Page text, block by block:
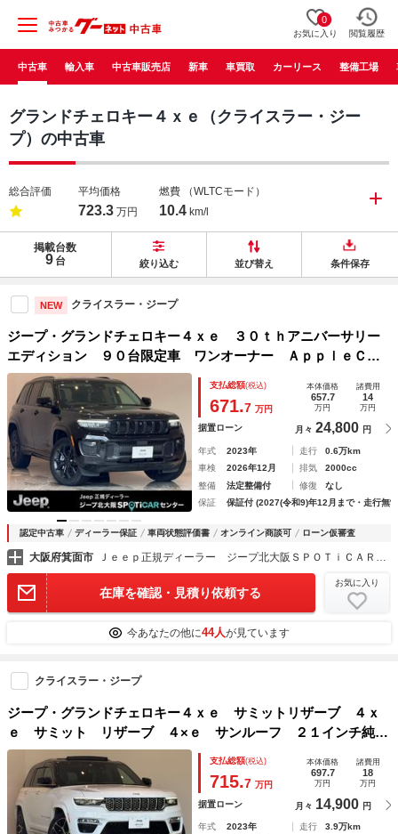
0
お気に入り 閲覧履歴
中古車 輸入車 中古車販売店 新車 車買取 カーリース 整備工場
グランドチェロキー４ｘｅ（クライスラー・ジー
プ）の中古車
総合評価 平均価格
723.3 万円
燃費 （WLTCモード）
10.4 km/l
掲載台数
9 台 絞り込む 並び替え 条件保存
NEW クライスラー・ジープ
ジープ・グランドチェロキー４ｘｅ ３０ｔｈアニバーサリー
エディション ９０台限定車 ワンオーナー ＡｐｐｌｅＣａ
ｒＰｌａｙ Ｂｌｕｅｔｏｏｔｈ 純正ナビ フルセグ レザ
ーシート シートヒーター＆クーラー 前面衝突警報 ＡＣ
Ｃ 電動リアゲート ３６０カメラ 認定中古車保証
支払総額(税込)
671.7 万円
本体価格
657.7
万円
諸費用
14
万円
据置ローン 月々 24,800 円
年式 2023年 走行
0.6万km
車検
2026年12月 排気
2000cc
整備
法定整備付 修復
なし
保証
保証付 (2027(令和9)年12月まで・走行無
認定中古車 ディーラー保証 車両状態評価書 オンライン商談可 ローン仮審査
大阪府箕面市 Ｊｅｅｐ正規ディーラー ジープ北大阪ＳＰＯＴｉＣＡＲセンター
在庫を確認・見積り依頼する
お気に入り
今あなたの他に44人が見ています
クライスラー・ジープ
ジープ・グランドチェロキー４ｘｅ サミットリザーブ ４ｘ
ｅ サミット リザーブ ４×ｅ サンルーフ ２１インチ純正
ＡＷ シート＆ステアリングヒーター 全周囲カメラ Ａｐｐ
ｌｅＣａｒＰｌａｙ Ｂｌｕｅｔｏｏｔｈ 純正ナビＴＶ Ｍ
ｃＩｎｔｏｓｈスピーカー ＥＴＣ
支払総額(税込)
715.7 万円
本体価格
697.7
万円
諸費用
18
万円
据置ローン 月々 14,900 円
年式 2023年 走行
3.9万km